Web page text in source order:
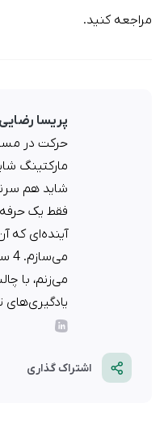
مراجعه کنید.
پریسا رضایی
حرکت در
مارکتینگ
شاید هم
فقط یک
آینده‌ای که
می‌زنم، با
یادگیری‌های
اشتراک گذاری